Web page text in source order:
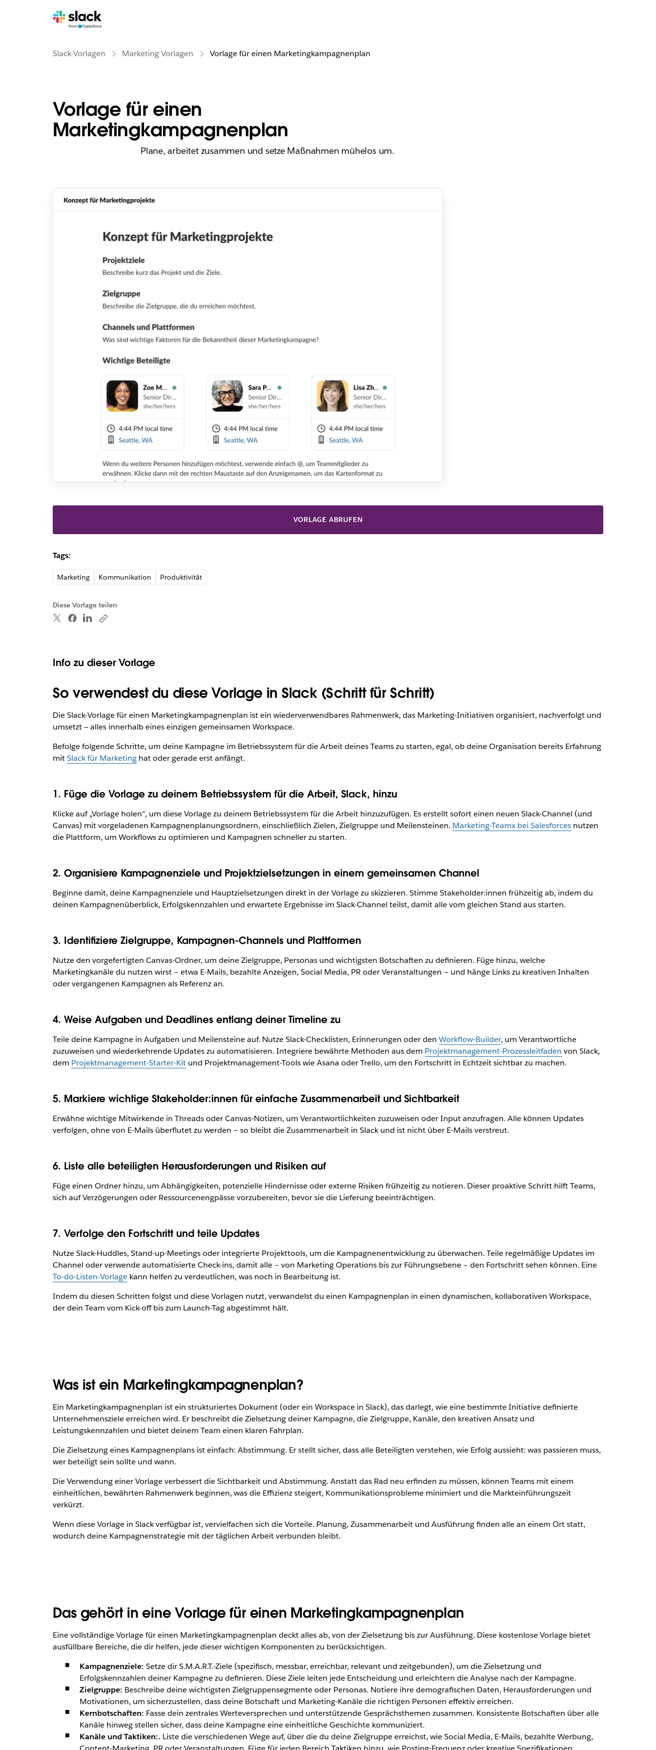
Slack-Vorlagen Marketing Vorlagen Vorlage für einen Marketingkampagnenplan
Vorlage für einen
Marketingkampagnenplan
Plane, arbeitet zusammen und setze Maßnahmen mühelos um.
VORLAGE ABRUFEN
Tags:
Marketing Kommunikation Produktivität
Diese Vorlage teilen
Info zu dieser Vorlage
So verwendest du diese Vorlage in Slack (Schritt für Schritt)
Die Slack-Vorlage für einen Marketingkampagnenplan ist ein wiederverwendbares Rahmenwerk, das Marketing-Initiativen organisiert, nachverfolgt und
umsetzt — alles innerhalb eines einzigen gemeinsamen Workspace.
Befolge folgende Schritte, um deine Kampagne im Betriebssystem für die Arbeit deines Teams zu starten, egal, ob deine Organisation bereits Erfahrung
mitSlack für Marketinghat oder gerade erst anfängt.
1. Füge die Vorlage zu deinem Betriebssystem für die Arbeit, Slack, hinzu
Klicke auf „Vorlage holen”, um diese Vorlage zu deinem Betriebssystem für die Arbeit hinzuzufügen. Es erstellt sofort einen neuen Slack-Channel (und
Canvas) mit vorgeladenen Kampagnenplanungsordnern, einschließlich Zielen, Zielgruppe und Meilensteinen. Marketing-Teamx bei Salesforcesnutzen
die Plattform, um Workflows zu optimieren und Kampagnen schneller zu starten.
2. Organisiere Kampagnenziele und Projektzielsetzungen in einem gemeinsamen Channel
Beginne damit, deine Kampagnenziele und Hauptzielsetzungen direkt in der Vorlage zu skizzieren. Stimme Stakeholder:innen frühzeitig ab, indem du
deinen Kampagnenüberblick, Erfolgskennzahlen und erwartete Ergebnisse im Slack-Channel teilst, damit alle vom gleichen Stand aus starten.
3. Identifiziere Zielgruppe, Kampagnen-Channels und Plattformen
Nutze den vorgefertigten Canvas-Ordner, um deine Zielgruppe, Personas und wichtigsten Botschaften zu definieren. Füge hinzu, welche
Marketingkanäle du nutzen wirst – etwa E-Mails, bezahlte Anzeigen, Social Media, PR oder Veranstaltungen – und hänge Links zu kreativen Inhalten
oder vergangenen Kampagnen als Referenz an.
4. Weise Aufgaben und Deadlines entlang deiner Timeline zu
Teile deine Kampagne in Aufgaben und Meilensteine auf. Nutze Slack-Checklisten, Erinnerungen oder den Workflow-Builder, um Verantwortliche
zuzuweisen und wiederkehrende Updates zu automatisieren. Integriere bewährte Methoden aus dem Projektmanagement-Prozessleitfaden von Slack,
dem Projektmanagement-Starter-Kitund Projektmanagement-Tools wie Asana oder Trello, um den Fortschritt in Echtzeit sichtbar zu machen.
5. Markiere wichtige Stakeholder:innen für einfache Zusammenarbeit und Sichtbarkeit
Erwähne wichtige Mitwirkende in Threads oder Canvas-Notizen, um Verantwortlichkeiten zuzuweisen oder Input anzufragen. Alle können Updates
verfolgen, ohne von E-Mails überflutet zu werden – so bleibt die Zusammenarbeit in Slack und ist nicht über E-Mails verstreut.
6. Liste alle beteiligten Herausforderungen und Risiken auf
Füge einen Ordner hinzu, um Abhängigkeiten, potenzielle Hindernisse oder externe Risiken frühzeitig zu notieren. Dieser proaktive Schritt hilft Teams,
sich auf Verzögerungen oder Ressourcenengpässe vorzubereiten, bevor sie die Lieferung beeinträchtigen.
7. Verfolge den Fortschritt und teile Updates
Nutze Slack-Huddles, Stand-up-Meetings oder integrierte Projekttools, um die Kampagnenentwicklung zu überwachen. Teile regelmäßige Updates im
Channel oder verwende automatisierte Check-ins, damit alle – von Marketing Operations bis zur Führungsebene – den Fortschritt sehen können. Eine
To-do-Listen-Vorlagekann helfen zu verdeutlichen, was noch in Bearbeitung ist.
Indem du diesen Schritten folgst und diese Vorlagen nutzt, verwandelst du einen Kampagnenplan in einen dynamischen, kollaborativen Workspace,
der dein Team vom Kick-off bis zum Launch-Tag abgestimmt hält.
Was ist ein Marketingkampagnenplan?
Ein Marketingkampagnenplan ist ein strukturiertes Dokument (oder ein Workspace in Slack), das darlegt, wie eine bestimmte Initiative definierte
Unternehmensziele erreichen wird. Er beschreibt die Zielsetzung deiner Kampagne, die Zielgruppe, Kanäle, den kreativen Ansatz und
Leistungskennzahlen und bietet deinem Team einen klaren Fahrplan.
Die Zielsetzung eines Kampagnenplans ist einfach: Abstimmung. Er stellt sicher, dass alle Beteiligten verstehen, wie Erfolg aussieht: was passieren muss,
wer beteiligt sein sollte und wann.
Die Verwendung einer Vorlage verbessert die Sichtbarkeit und Abstimmung. Anstatt das Rad neu erfinden zu müssen, können Teams mit einem
einheitlichen, bewährten Rahmenwerk beginnen, was die Effizienz steigert, Kommunikationsprobleme minimiert und die Markteinführungszeit
verkürzt.
Wenn diese Vorlage in Slack verfügbar ist, vervielfachen sich die Vorteile. Planung, Zusammenarbeit und Ausführung finden alle an einem Ort statt,
wodurch deine Kampagnenstrategie mit der täglichen Arbeit verbunden bleibt.
Das gehört in eine Vorlage für einen Marketingkampagnenplan
Eine vollständige Vorlage für einen Marketingkampagnenplan deckt alles ab, von der Zielsetzung bis zur Ausführung. Diese kostenlose Vorlage bietet
ausfüllbare Bereiche, die dir helfen, jede dieser wichtigen Komponenten zu berücksichtigen.
Kampagnenziele: Setze dir S.M.A.R.T.-Ziele (spezifisch, messbar, erreichbar, relevant und zeitgebunden), um die Zielsetzung und
Erfolgskennzahlen deiner Kampagne zu definieren. Diese Ziele leiten jede Entscheidung und erleichtern die Analyse nach der Kampagne.
Zielgruppe: Beschreibe deine wichtigsten Zielgruppensegmente oder Personas. Notiere ihre demografischen Daten, Herausforderungen und
Motivationen, um sicherzustellen, dass deine Botschaft und Marketing-Kanäle die richtigen Personen effektiv erreichen.
Kernbotschaften: Fasse dein zentrales Werteversprechen und unterstützende Gesprächsthemen zusammen. Konsistente Botschaften über alle
Kanäle hinweg stellen sicher, dass deine Kampagne eine einheitliche Geschichte kommuniziert.
Kanäle und Taktiken:. Liste die verschiedenen Wege auf, über die du deine Zielgruppe erreichst, wie Social Media, E-Mails, bezahlte Werbung,